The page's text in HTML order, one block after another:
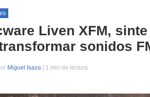
Liven XFM,
sonidos
Miguel Isaza | 1 min de lectura